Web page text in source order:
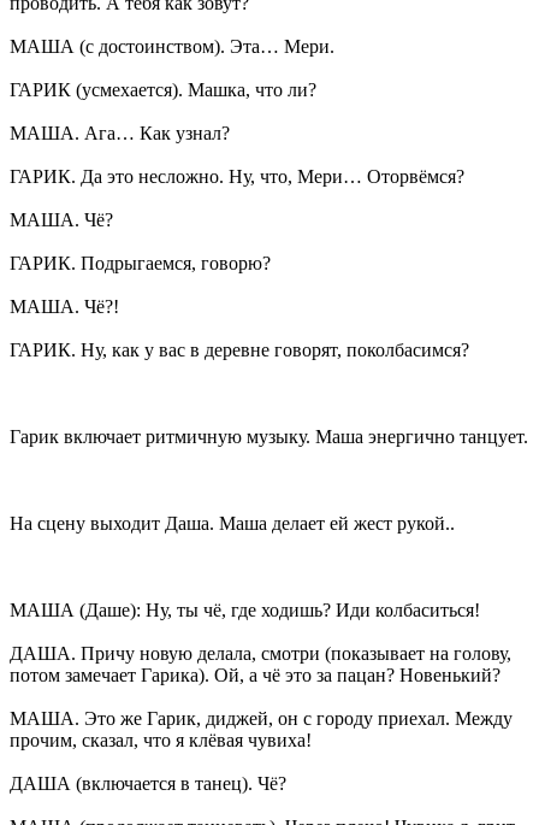
МАША (с достоинством). Эта… Мери.
ГАРИК (усмехается). Машка, что ли?
МАША. Ага… Как узнал?
ГАРИК. Да это несложно. Ну, что, Мери… Оторвёмся?
МАША. Чё?
ГАРИК. Подрыгаемся, говорю?
МАША. Чё?!
ГАРИК. Ну, как у вас в деревне говорят, поколбасимся?
Гарик включает ритмичную музыку. Маша энергично танцует.
На сцену выходит Даша. Маша делает ей жест рукой..
МАША (Даше): Ну, ты чё, где ходишь? Иди колбаситься!
ДАША. Причу новую делала, смотри (показывает на голову,
потом замечает Гарика). Ой, а чё это за пацан? Новенький?
МАША. Это же Гарик, диджей, он с городу приехал. Между
прочим, сказал, что я клёвая чувиха!
ДАША (включается в танец). Чё?